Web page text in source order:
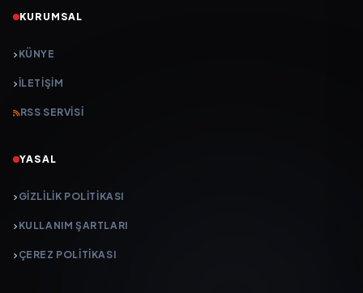
KURUMSAL
KÜNYE
İLETIŞIM
RSS SERVISI
YASAL
GIZLILIK POLITIKASI
KULLANIM ŞARTLARI
ÇEREZ POLITIKASI